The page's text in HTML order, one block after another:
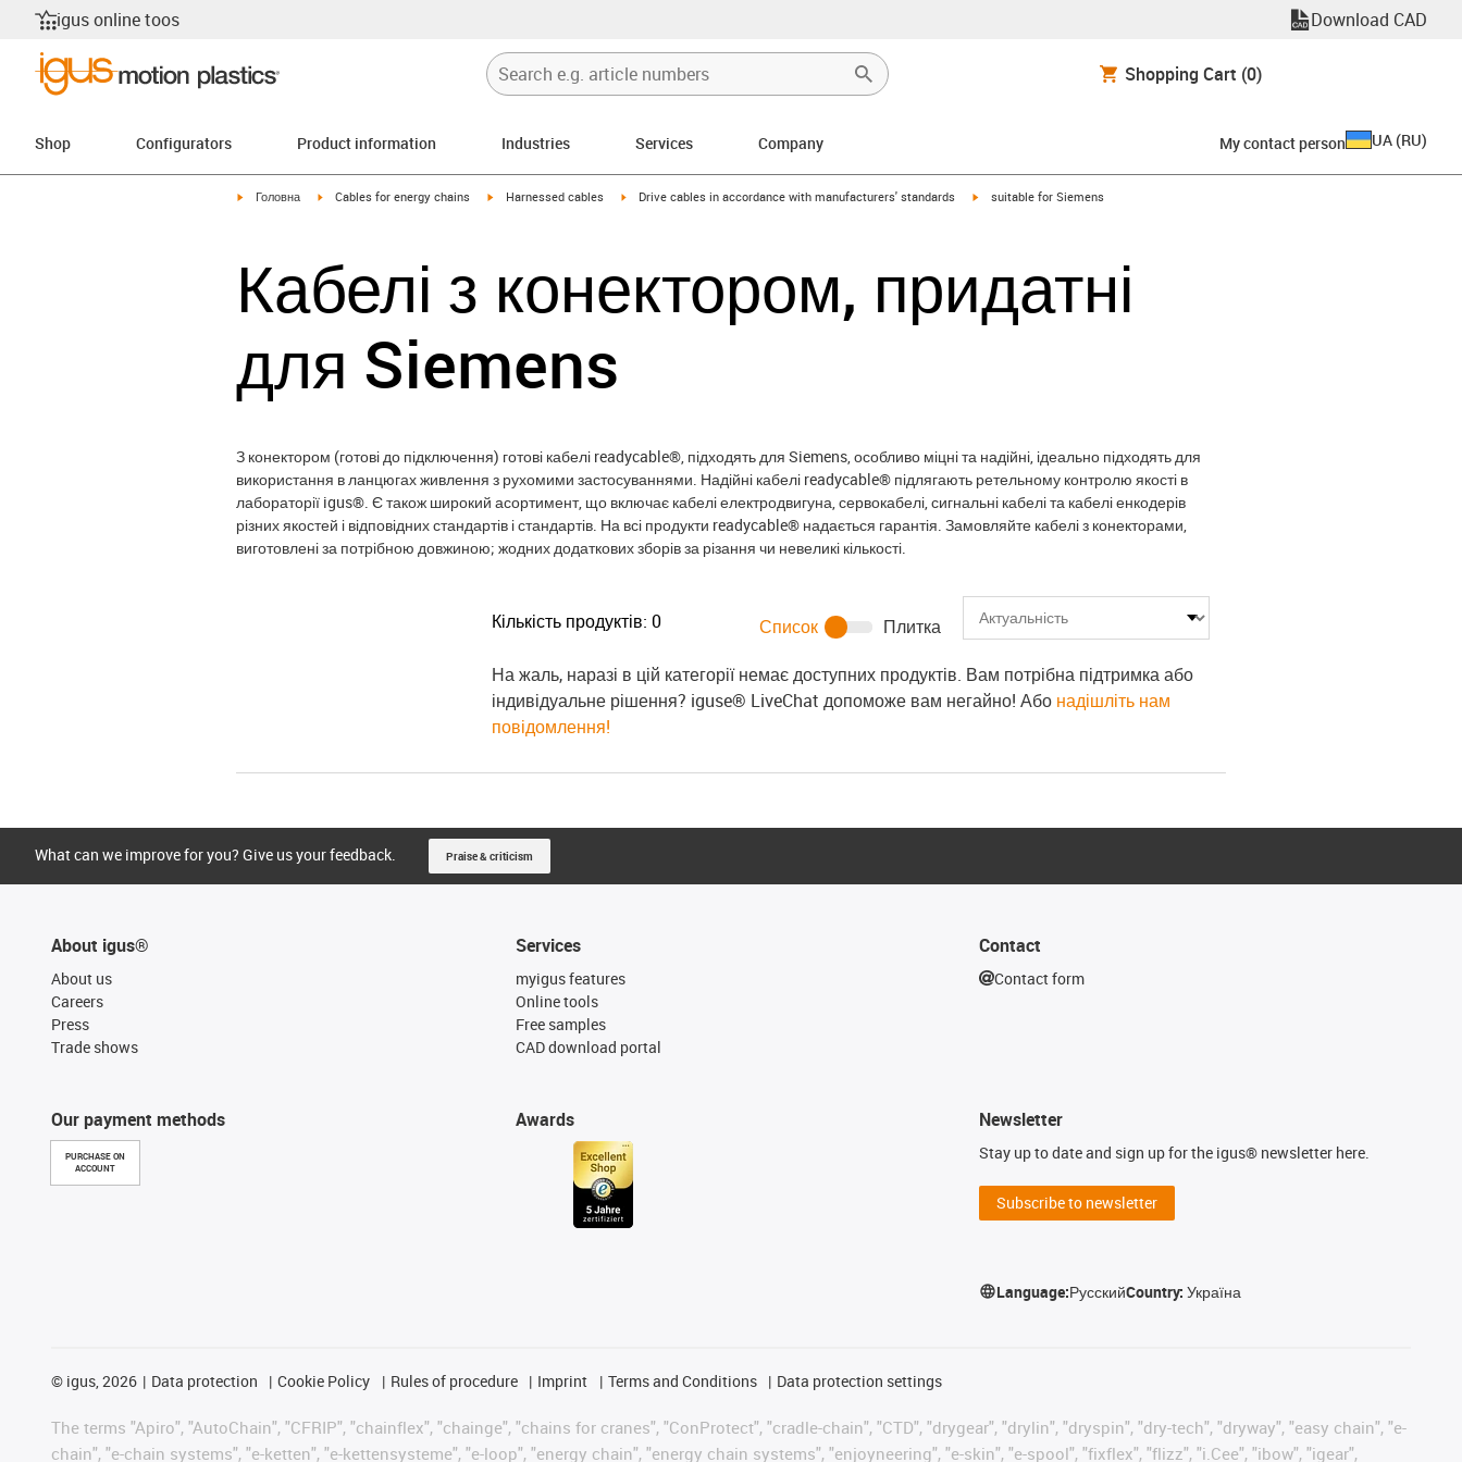
igus online toos Download CAD
Shopping Cart (0)
Shop Configurators Product information Industries Services Company My contact person UA (RU)
igus-icon-arrow-right
Головна igus-icon-arrow-right
Cables for energy chains igus-icon-arrow-right
Harnessed cables igus-icon-arrow-right
Drive cables in accordance with manufacturers' standards igus-icon-arrow-right
suitable for Siemens
Кабелі з конектором, придатні
для Siemens
З конектором (готові до підключення) готові кабелі readycable®, підходять для Siemens, особливо міцні та надійні, ідеально підходять для
використання в ланцюгах живлення з рухомими застосуваннями. Надійні кабелі readycable® підлягають ретельному контролю якості в
лабораторії igus®. Є також широкий асортимент, що включає кабелі електродвигуна, сервокабелі, сигнальні кабелі та кабелі енкодерів
різних якостей і відповідних стандартів і стандартів. На всі продукти readycable® надається гарантія. Замовляйте кабелі з конекторами,
виготовлені за потрібною довжиною; жодних додаткових зборів за різання чи невеликі кількості.
Кількість продуктів: 0 Список
Плитка
На жаль, наразі в цій категорії немає доступних продуктів. Вам потрібна підтримка або
індивідуальне рішення? iguse® LiveChat допоможе вам негайно! Або надішліть нам
повідомлення!
What can we improve for you? Give us your feedback. Praise & criticism
About igus®
About us
Careers
Press
Trade shows
Our payment methods
PURCHASE ON
ACCOUNT
Services
myigus features
Online tools
Free samples
CAD download portal
Awards
Contact
Contact form
Newsletter
Stay up to date and sign up for the igus® newsletter here.
Subscribe to newsletter
Language:РусскийCountry:Україна
© igus, 2026 Data protection Cookie Policy Rules of procedure Imprint Terms and Conditions Data protection settings
The terms "Apiro", "AutoChain", "CFRIP", "chainflex", "chainge", "chains for cranes", "ConProtect", "cradle-chain", "CTD", "drygear", "drylin", "dryspin", "dry-tech", "dryway", "easy chain", "e-
chain", "e-chain systems", "e-ketten", "e-kettensysteme", "e-loop", "energy chain", "energy chain systems", "enjoyneering", "e-skin", "e-spool", "fixflex", "flizz", "i.Cee", "ibow", "igear",